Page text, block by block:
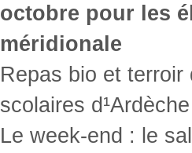
octobre pour les
méridionale
Repas bio et
scolaires
Le week-end : le